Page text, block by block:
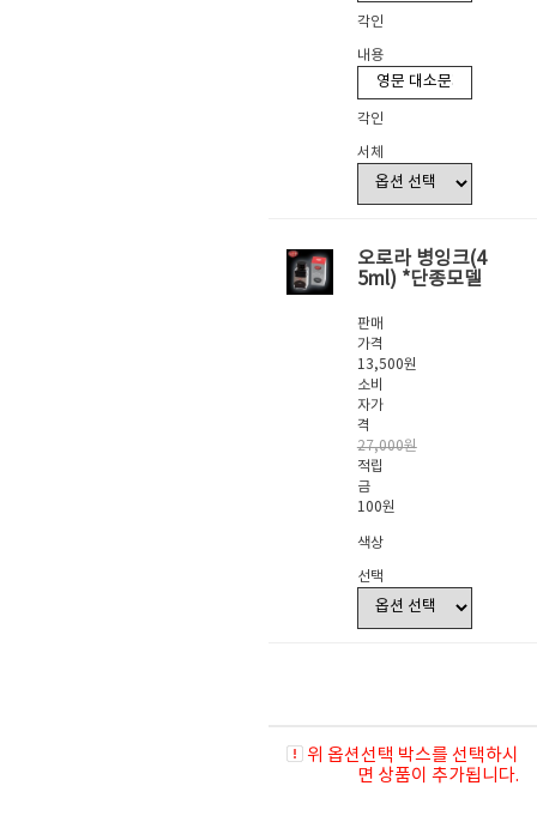
각인
내용
각인
서체
오로라 병잉크(4
5ml) *단종모델
판매
가격
13,500원
소비
자가
격
27,000원
적립
금
100원
색상
선택
위 옵션선택 박스를 선택하시
면 상품이 추가됩니다.